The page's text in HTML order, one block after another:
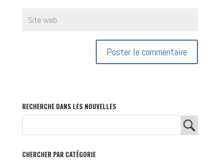
RECHERCHE DANS LES NOUVELLES
CHERCHER PAR CATÉGORIE